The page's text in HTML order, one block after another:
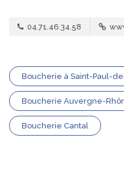
04.71.46.34.58
Boucherie à Saint-Paul-
Boucherie Auvergne-
Boucherie Cantal